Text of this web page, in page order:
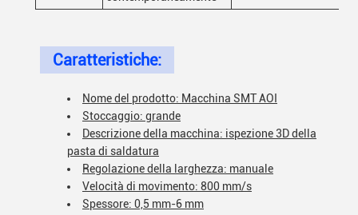
Caratteristiche:
Nome del prodotto: Macchina SMT AOI
Stoccaggio: grande
Descrizione della macchina: ispezione 3D della
pasta di saldatura
Regolazione della larghezza: manuale
Velocità di movimento: 800 mm/s
Spessore: 0,5 mm-6 mm